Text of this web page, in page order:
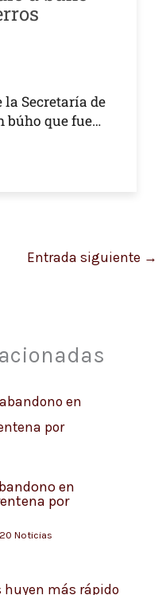
la Secretaría de
búho que fue…
Entrada siguiente →
en
por
Noticias